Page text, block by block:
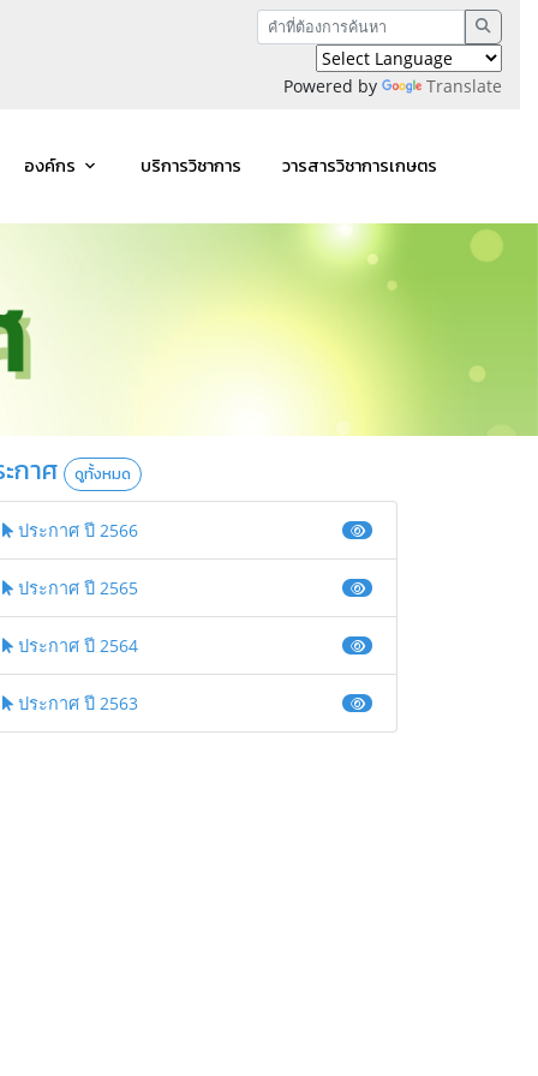
Powered by Translate
องค์กร บริการวิชาการ วารสารวิชาการเกษตร
กาศ ดูทั้งหมด
ประกาศ ปี 2566
ประกาศ ปี 2565
ประกาศ ปี 2564
ประกาศ ปี 2563